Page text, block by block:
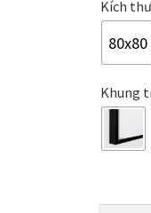
Kích
80x80
Khung